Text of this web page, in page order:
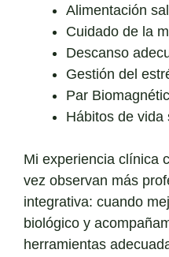
Alimentación
Cuidado de la
Descanso
Gestión del
Par
Hábitos de vida
Mi experiencia clínica
vez observan más
integrativa: cuando
biológico y
herramientas